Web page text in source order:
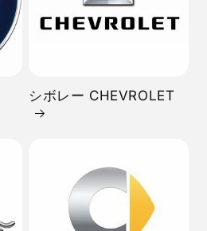
シボレー CHEVROLET